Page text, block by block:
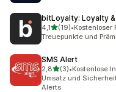
bitLoyalty: Loyalty
4,1von 5 Sternen
(19)
19 Rezensionen
•Kostenloser
Treuepunkte und
SMS Alert
2,8von 5 Sternen
(3)
3 Rezensionen
•Kostenlose
Umsatz und
Alerts